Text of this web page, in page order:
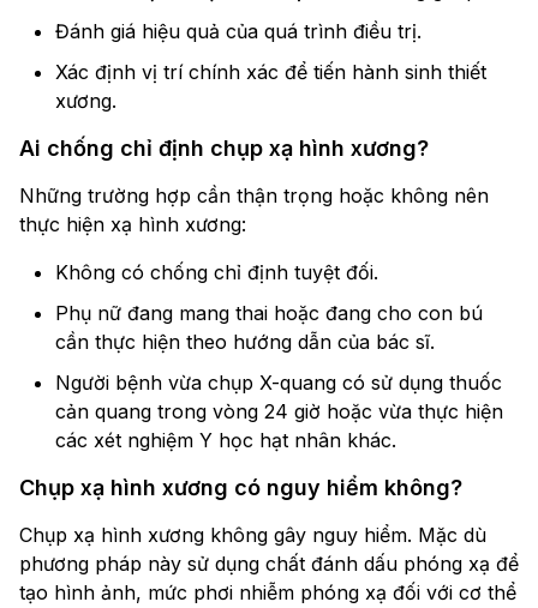
Đánh giá hiệu quả của quá trình điều trị.
Xác định vị trí chính xác để tiến hành sinh thiết
xương.
Ai chống chỉ định chụp xạ hình xương?
Những trường hợp cần thận trọng hoặc không nên
thực hiện xạ hình xương:
Không có chống chỉ định tuyệt đối.
Phụ nữ đang mang thai hoặc đang cho con bú
cần thực hiện theo hướng dẫn của bác sĩ.
Người bệnh vừa chụp X-quang có sử dụng thuốc
cản quang trong vòng 24 giờ hoặc vừa thực hiện
các xét nghiệm Y học hạt nhân khác.
Chụp xạ hình xương có nguy hiểm không?
Chụp xạ hình xương không gây nguy hiểm. Mặc dù
phương pháp này sử dụng chất đánh dấu phóng xạ để
tạo hình ảnh, mức phơi nhiễm phóng xạ đối với cơ thể